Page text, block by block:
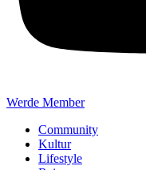
Werde Member
Community
Kultur
Lifestyle